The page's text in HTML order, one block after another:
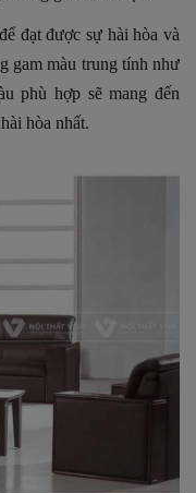
đạt được sự hài hòa và
gam màu trung tính như
phù hợp sẽ mang đến
hòa nhất.